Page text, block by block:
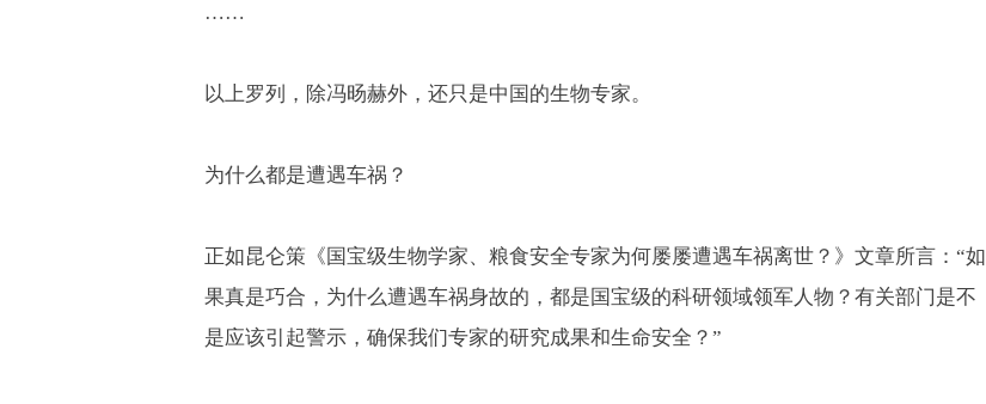
……
以上罗列，除冯旸赫外，还只是中国的生物专家。
为什么都是遭遇车祸？
正如昆仑策《国宝级生物学家、粮食安全专家为何屡屡遭遇车祸离世？》文章所言：“如
果真是巧合，为什么遭遇车祸身故的，都是国宝级的科研领域领军人物？有关部门是不
是应该引起警示，确保我们专家的研究成果和生命安全？”